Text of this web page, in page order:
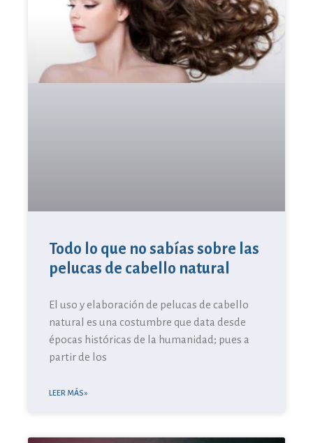
Todo lo que no sabías sobre las
pelucas de cabello natural
El uso y elaboración de pelucas de cabello
natural es una costumbre que data desde
épocas históricas de la humanidad; pues a
partir de los
LEER MÁS »